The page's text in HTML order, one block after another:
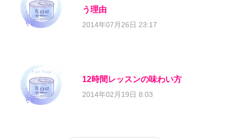
う理由
2014年07月26日 23:17
12時間レッスンの味わい方
2014年02月19日 8:03